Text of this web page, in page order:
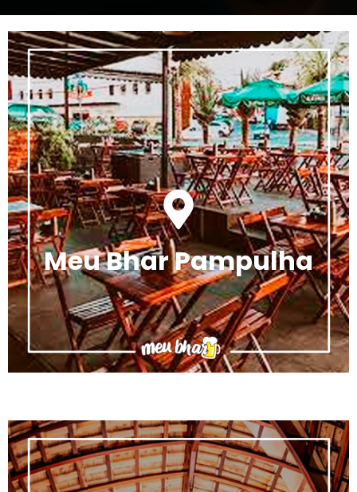
Meu Bhar Pampulha